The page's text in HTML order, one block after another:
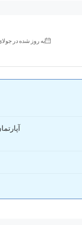
به روز شده در جولای 4, 2025 در 7:56